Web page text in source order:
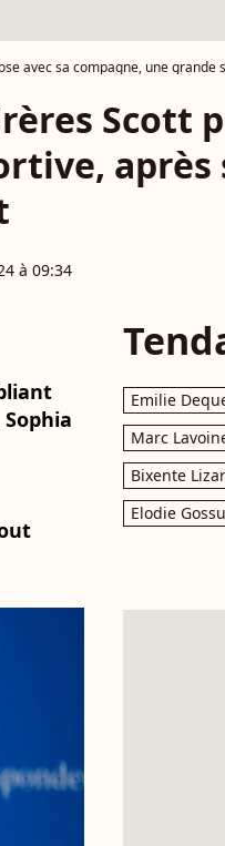
avec sa compagne, une
Scott
après
à 09:34
Emilie
Marc
Bixente
Elodie